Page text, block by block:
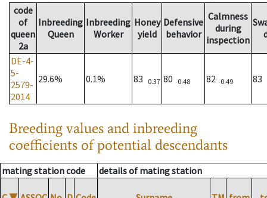
code
of
queen
2a
Inbreeding
Queen
Inbreeding
Worker
Honey
yield
Defensive
behavior
Calmness
during
inspection
DE-4-
5-
2579-
2014
29.6% 0.1% 83 0.37 80 0.48 82 0.49 83
Breeding values and inbreeding
coefficients of potential descendants
mating station code details of mating station